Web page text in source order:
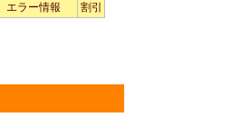
エラー情報 割引